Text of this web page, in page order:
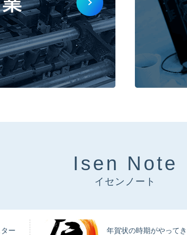
Isen Note
イセンノート
ー
年賀状の時期がやって